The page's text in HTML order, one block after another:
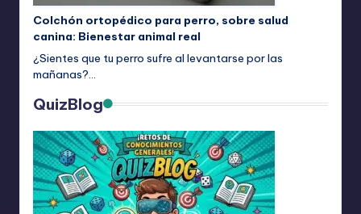
Colchón ortopédico para perro, sobre salud
canina: Bienestar animal real
¿Sientes que tu perro sufre al levantarse por las
mañanas?…
QuizBlog